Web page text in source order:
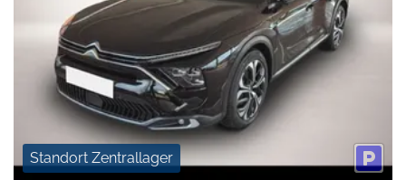
Standort Zentrallager